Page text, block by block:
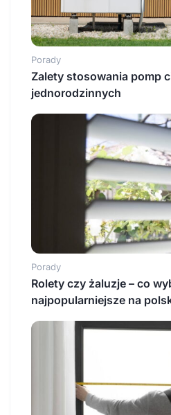
Porady
Zalety stosowania pomp
jednorodzinnych
Porady
Rolety czy żaluzje – co
najpopularniejsze na